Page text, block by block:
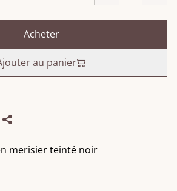
Acheter
au panier
merisier teinté noir